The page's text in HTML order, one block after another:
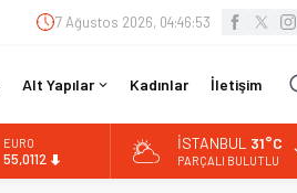
7 Ağustos 2026, 04:46:54
Alt Yapılar Kadınlar İletişim
EURO
55,0112
İSTANBUL 31°C
PARÇALI BULUTLU